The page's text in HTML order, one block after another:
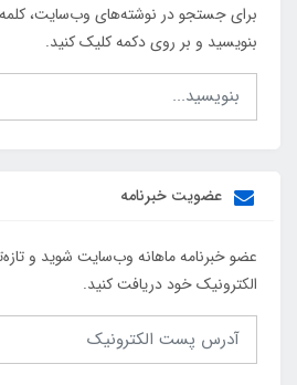
برای جستجو در نوشته‌های وب‌سایت،
بنویسید و بر روی دکمه کلیک کنید.
عضویت خبرنامه
عضو خبرنامه ماهانه وب‌سایت شوید و
الکترونیک خود دریافت کنید.